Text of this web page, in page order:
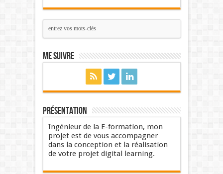
Me suivre
Présentation
Ingénieur de la E-formation, mon
projet est de vous accompagner
dans la conception et la réalisation
de votre projet digital learning.